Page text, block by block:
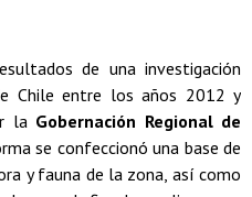
de una investigación
Chile entre los años 2012 y
la Gobernación Regional de
se confeccionó una base de
y fauna de la zona, así como